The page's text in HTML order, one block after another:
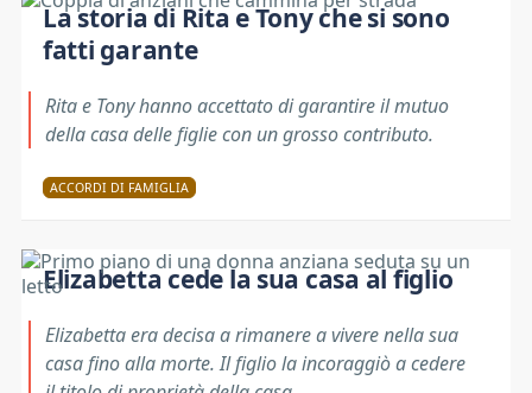
La storia di Rita e Tony che si sono
fatti garante
Rita e Tony hanno accettato di garantire il mutuo
della casa delle figlie con un grosso contributo.
ACCORDI DI FAMIGLIA
Elizabetta cede la sua casa al figlio
Elizabetta era decisa a rimanere a vivere nella sua
casa fino alla morte. Il figlio la incoraggiò a cedere